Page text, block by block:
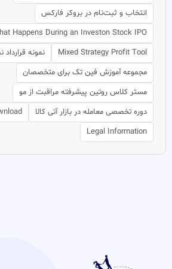
انتخاب و ثبت‌نام در بروکر فارکس
Happens During an Investon Stock IPO
Mixed Strategy Profit Tool
نمونه قرارداد
مجموعه آموزش فین تک برای متخصصان
مستر کلاس روتین پیشرفته مراقبت از مو
دوره تخصصی معامله در بازار آتی کالا
Legal Information